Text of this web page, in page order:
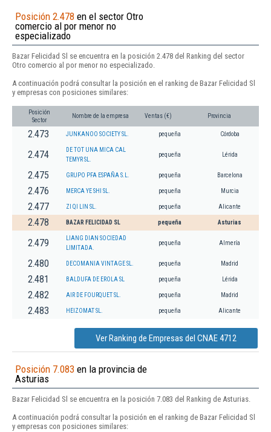
Posición 2.478 en el sector Otro
comercio al por menor no
especializado
Bazar Felicidad Sl se encuentra en la posición 2.478 del Ranking del sector
Otro comercio al por menor no especializado.
A continuación podrá consultar la posición en el ranking de Bazar Felicidad Sl
y empresas con posiciones similares:
Posición
Sector
Nombre de la empresa Ventas (€) Provincia
2.473 JUNKANOO SOCIETY SL. pequeña Córdoba
2.474
DE TOT UNA MICA CAL
TEMYR SL.
pequeña Lérida
2.475 GRUPO PFA ESPAÑA S.L. pequeña Barcelona
2.476 MERCA YE SHI SL. pequeña Murcia
2.477 ZI QI LIN SL. pequeña Alicante
2.478 BAZAR FELICIDAD SL pequeña Asturias
2.479
LIANG DIAN SOCIEDAD
LIMITADA.
pequeña Almería
2.480 DECOMANIA VINTAGE SL. pequeña Madrid
2.481 BALDUFA DE EROLA SL pequeña Lérida
2.482 AIR DE FOURQUET SL. pequeña Madrid
2.483 HEIZOMAT SL. pequeña Alicante
Ver Ranking de Empresas del CNAE 4712
Posición 7.083 en la provincia de
Asturias
Bazar Felicidad Sl se encuentra en la posición 7.083 del Ranking de Asturias.
A continuación podrá consultar la posición en el ranking de Bazar Felicidad Sl
y empresas con posiciones similares: